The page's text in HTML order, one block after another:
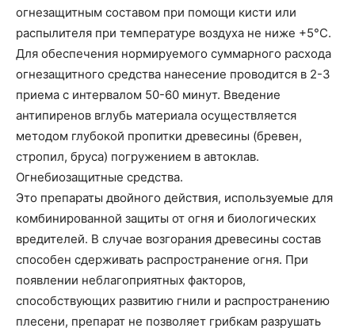
огнезащитным составом при помощи кисти или
распылителя при температуре воздуха не ниже +5°С.
Для обеспечения нормируемого суммарного расхода
огнезащитного средства нанесение проводится в 2-3
приема с интервалом 50-60 минут. Введение
антипиренов вглубь материала осуществляется
методом глубокой пропитки древесины (бревен,
стропил, бруса) погружением в автоклав.
Огнебиозащитные средства.
Это препараты двойного действия, используемые для
комбинированной защиты от огня и биологических
вредителей. В случае возгорания древесины состав
способен сдерживать распространение огня. При
появлении неблагоприятных факторов,
способствующих развитию гнили и распространению
плесени, препарат не позволяет грибкам разрушать